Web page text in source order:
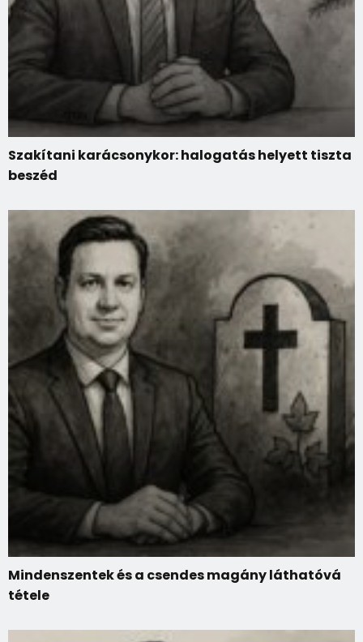
Szakítani karácsonykor: halogatás helyett tiszta
beszéd
Mindenszentek és a csendes magány láthatóvá
tétele